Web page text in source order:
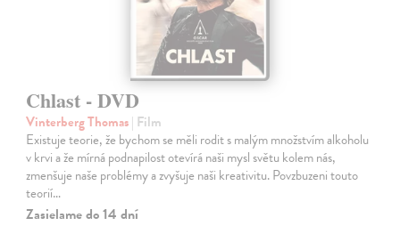
Chlast - DVD
Vinterberg Thomas| Film
Existuje teorie, že bychom se měli rodit s malým množstvím alkoholu
v krvi a že mírná podnapilost otevírá naši mysl světu kolem nás,
zmenšuje naše problémy a zvyšuje naši kreativitu. Povzbuzeni touto
teorií…
Zasielame do 14 dní